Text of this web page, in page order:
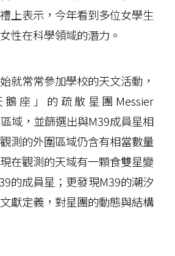
上表示，今年看到多位女學生
性在科學領域的潛力。
就常常參加學校的天文活動，
座」的疏散星團Messier
域，並篩選出與M39成員星相
測的外圍區域仍含有相當數量
在觀測的天域有一顆食雙星變
的成員星；更發現M39的潮汐
獻定義，對星團的動態與結構